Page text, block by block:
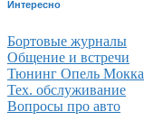
Интересно
Бортовые журналы
Общение и встречи
Тюнинг Опель Мокка
Тех. обслуживание
Вопросы про авто